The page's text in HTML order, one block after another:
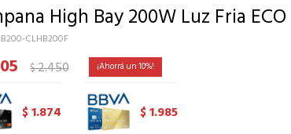
High Bay 200W Luz Fria ECO
CLHB200F
$2.450 10
$1.874 $1.985